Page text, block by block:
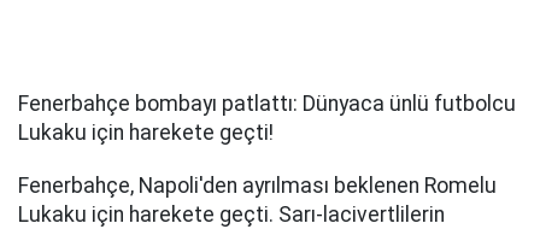
Fenerbahçe bombayı patlattı: Dünyaca ünlü futbolcu
Lukaku için harekete geçti!
Fenerbahçe, Napoli'den ayrılması beklenen Romelu
Lukaku için harekete geçti. Sarı-lacivertlilerin